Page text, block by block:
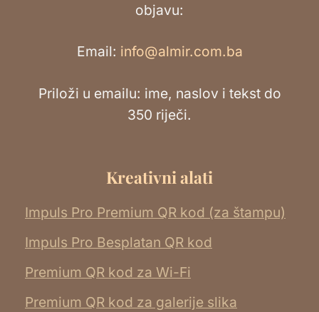
objavu:
Email: info@almir.com.ba
Priloži u emailu: ime, naslov i tekst do
350 riječi.
Kreativni alati
Impuls Pro Premium QR kod (za štampu)
Impuls Pro Besplatan QR kod
Premium QR kod za Wi-Fi
Premium QR kod za galerije slika